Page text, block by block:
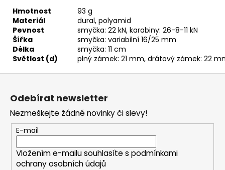
Hmotnost
93 g
Materiál
dural, polyamid
Pevnost
smyčka: 22 kN, karabiny: 26-8-11 kN
Šířka
smyčka: variabilní 16/25 mm
Délka
smyčka: 11 cm
Světlost (d)
plný zámek: 21 mm, drátový zámek: 22
Z
Odebírat newsletter
Nezmeškejte žádné novinky či slevy!
E-mail
Vložením e-mailu souhlasíte s podmínkami
ochrany osobních údajů